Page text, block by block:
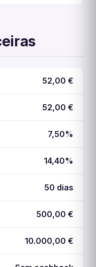
52,00 €
52,00 €
7,50%
14,40%
50 dias
500,00 €
10.000,00 €